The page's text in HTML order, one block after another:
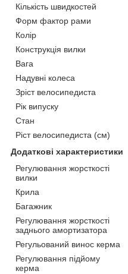
Кількість швидкостей
Форм фактор рами
Колір
Конструкція вилки
Вага
Надувні колеса
Зріст велосипедиста
Рік випуску
Стан
Ріст велосипедиста (см)
Додаткові характеристики
Регулювання жорсткості
вилки
Крила
Багажник
Регулювання жорсткості
заднього амортизатора
Регульований винос керма
Регулювання підйому
керма